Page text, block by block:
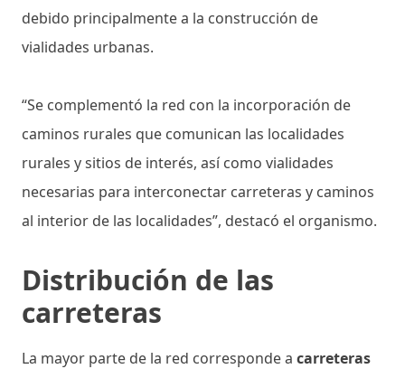
debido principalmente a la construcción de
vialidades urbanas.
“Se complementó la red con la incorporación de
caminos rurales que comunican las localidades
rurales y sitios de interés, así como vialidades
necesarias para interconectar carreteras y caminos
al interior de las localidades”, destacó el organismo.
Distribución de las
carreteras
La mayor parte de la red corresponde a carreteras